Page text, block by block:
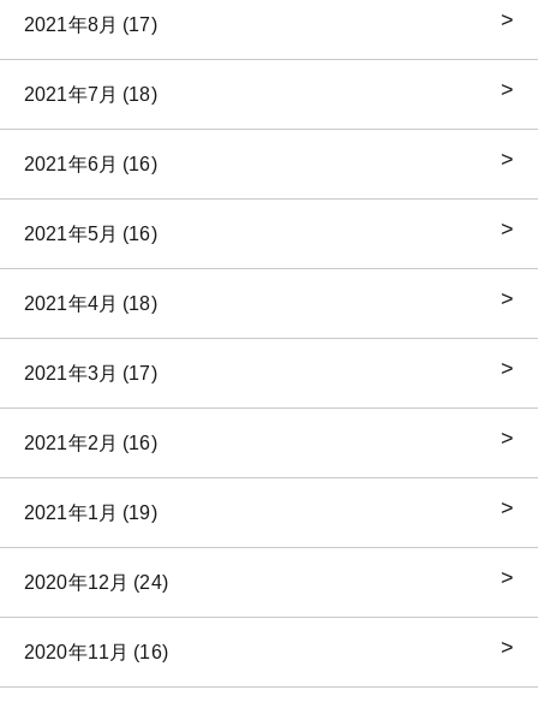
2021年8月 (17)
2021年7月 (18)
2021年6月 (16)
2021年5月 (16)
2021年4月 (18)
2021年3月 (17)
2021年2月 (16)
2021年1月 (19)
2020年12月 (24)
2020年11月 (16)